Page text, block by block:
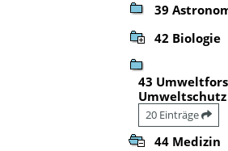
39
42 Biologie
43
Umweltschutz
20 Einträge
44 Medizin